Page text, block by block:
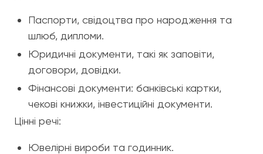
Паспорти, свідоцтва про народження та
шлюб, дипломи.
Юридичні документи, такі як заповіти,
договори, довідки.
Фінансові документи: банківські картки,
чекові книжки, інвестиційні документи.
Цінні речі:
Ювелірні вироби та годинник.